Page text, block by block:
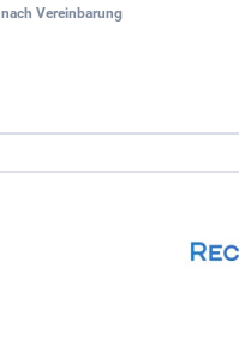
nach Vereinbarung